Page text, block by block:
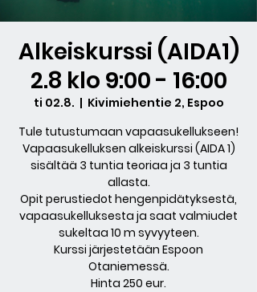
Alkeiskurssi (AIDA1)
2.8 klo 9:00 - 16:00
ti 02.8.
  |
Kivimiehentie 2, Espoo
Tule tutustumaan vapaasukellukseen!
Vapaasukelluksen alkeiskurssi (AIDA 1)
sisältää 3 tuntia teoriaa ja 3 tuntia
allasta.
Opit perustiedot hengenpidätyksestä,
vapaasukelluksesta ja saat valmiudet
sukeltaa 10 m syvyyteen.
Kurssi järjestetään Espoon
Otaniemessä.
Hinta 250 eur.